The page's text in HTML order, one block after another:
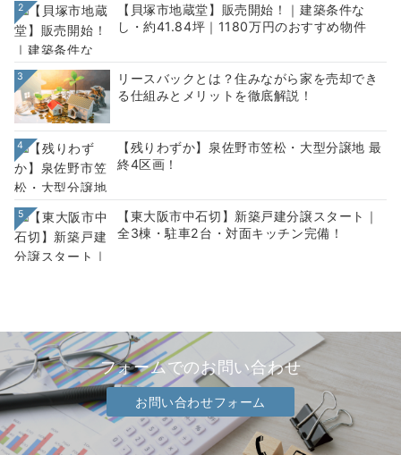
2
【貝塚市地蔵堂】販売開始！｜建築条件な
し・約41.84坪｜1180万円のおすすめ物件
3
リースバックとは？住みながら家を売却でき
る仕組みとメリットを徹底解説！
4
【残りわずか】泉佐野市笠松・大型分譲地 最
終4区画！
5
【東大阪市中石切】新築戸建分譲スタート｜
全3棟・駐車2台・対面キッチン完備！
フォームでのお問い合わせ
お問い合わせフォーム